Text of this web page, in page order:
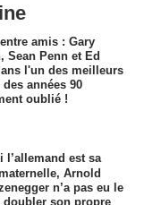
amis : Gary
Sean Penn et Ed
l'un des meilleurs
années 90
oublié !
l’allemand est sa
Arnold
n’a pas eu le
doubler son propre